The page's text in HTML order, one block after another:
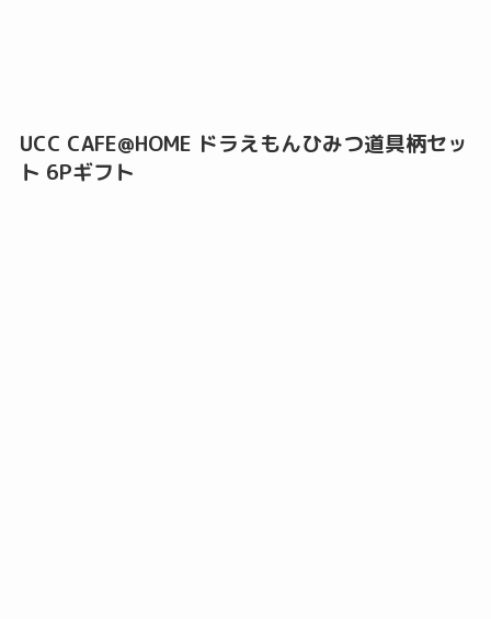
UCC CAFE@HOME ドラえもんひみつ道具柄セッ
ト 6Pギフト